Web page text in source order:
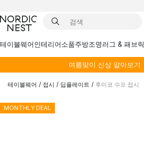
테이블웨어인테리어소품주방조명러그 & 패브릭
여름맞이 신상 알아보기
테이블웨어 / 접시 / 딥플레이트 / 후미코 수프 접시
MONTHLY DEAL